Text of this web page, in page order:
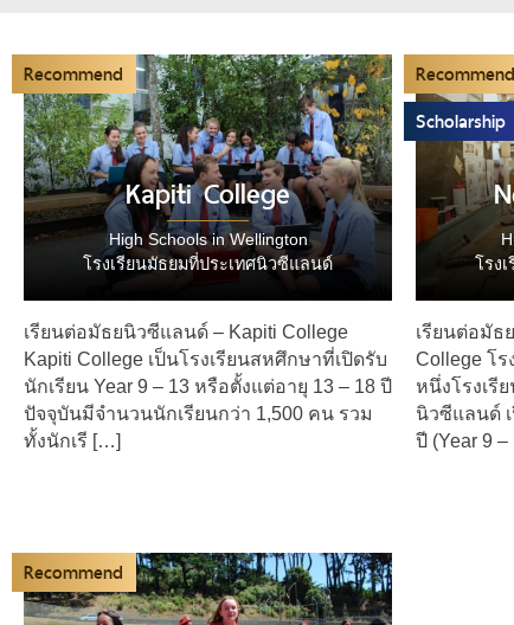
Recommend
Kapiti College
High Schools in Wellington
โรงเรียนมัธยมที่ประเทศนิวซีแลนด์
เรียนต่อมัธยนิวซีแลนด์ – Kapiti College
Kapiti College เป็นโรงเรียนสหศึกษาที่เปิดรับ
นักเรียน Year 9 – 13 หรือตั้งแต่อายุ 13 – 18 ปี
ปัจจุบันมีจำนวนนักเรียนกว่า 1,500 คน รวม
ทั้งนักเรี […]
Recommend
Scholarship
โรง
เรียนต่อมัธ
College โร
หนึ่งโรงเรี
นิวซีแลนด์
ปี (Year 9
Recommend